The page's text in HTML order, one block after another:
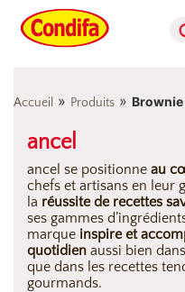
Accueil » Produits »
ancel
ancel se positionne au
chefs et artisans en leur
la réussite de recettes
ses gammes
marque inspire et
quotidien aussi bien
que dans les recettes
gourmands.